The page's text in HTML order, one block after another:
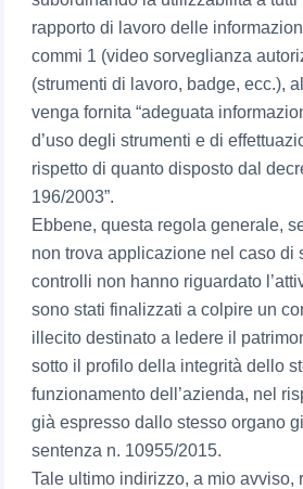
rapporto di lavoro delle
commi 1 (video sorveglianza
(strumenti di lavoro, badge, ecc.),
venga fornita “adeguata
d’uso degli strumenti e di
rispetto di quanto disposto dal
196/2003”.
Ebbene, questa regola generale,
non trova applicazione nel caso di
controlli non hanno riguardato
sono stati finalizzati a colpire un
illecito destinato a ledere il
sotto il profilo della integrità dello
funzionamento dell’azienda, nel
già espresso dallo stesso organo
sentenza n. 10955/2015.
Tale ultimo indirizzo, a mio avviso,